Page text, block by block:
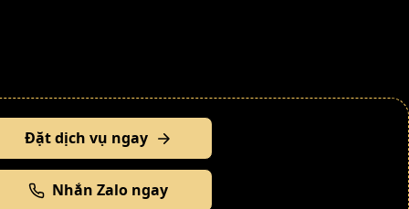
Đặt dịch vụ ngay
Nhắn Zalo ngay